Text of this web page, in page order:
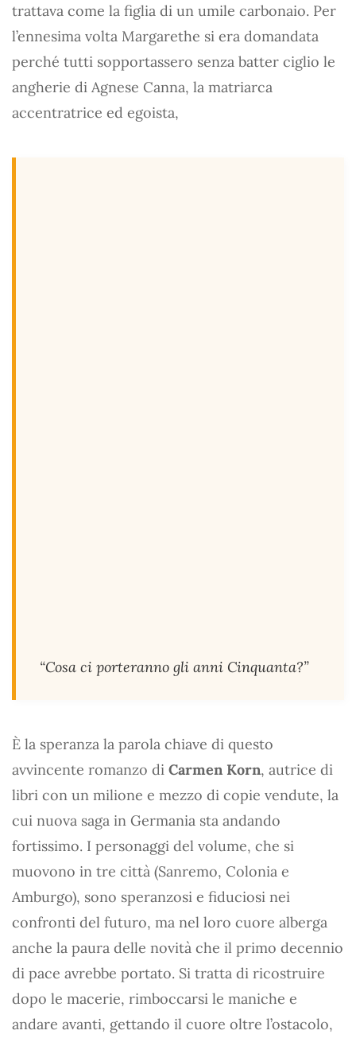
trattava come la figlia di un umile carbonaio. Per
l’ennesima volta Margarethe si era domandata
perché tutti sopportassero senza batter ciglio le
angherie di Agnese Canna, la matriarca
accentratrice ed egoista,
“Cosa ci porteranno gli anni Cinquanta?”
È la speranza la parola chiave di questo
avvincente romanzo di Carmen Korn, autrice di
libri con un milione e mezzo di copie vendute, la
cui nuova saga in Germania sta andando
fortissimo. I personaggi del volume, che si
muovono in tre città (Sanremo, Colonia e
Amburgo), sono speranzosi e fiduciosi nei
confronti del futuro, ma nel loro cuore alberga
anche la paura delle novità che il primo decennio
di pace avrebbe portato. Si tratta di ricostruire
dopo le macerie, rimboccarsi le maniche e
andare avanti, gettando il cuore oltre l’ostacolo,